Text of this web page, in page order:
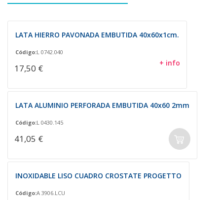
LATA HIERRO PAVONADA EMBUTIDA 40x60x1cm.
Código:L 0742.040
17,50 € + info
LATA ALUMINIO PERFORADA EMBUTIDA 40x60 2mm
Código:L 0430.145
41,05 €
INOXIDABLE LISO CUADRO CROSTATE PROGETTO
Código:A 3906.LCU